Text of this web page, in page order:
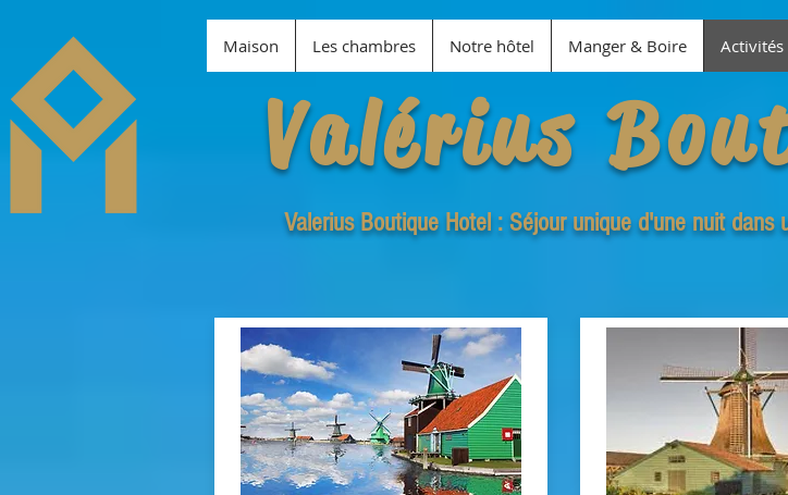
Maison Les chambres Notre hôtel Manger & Boire Activités
Valérius
Valerius Boutique Hotel : Séjour unique d'une nuit dans